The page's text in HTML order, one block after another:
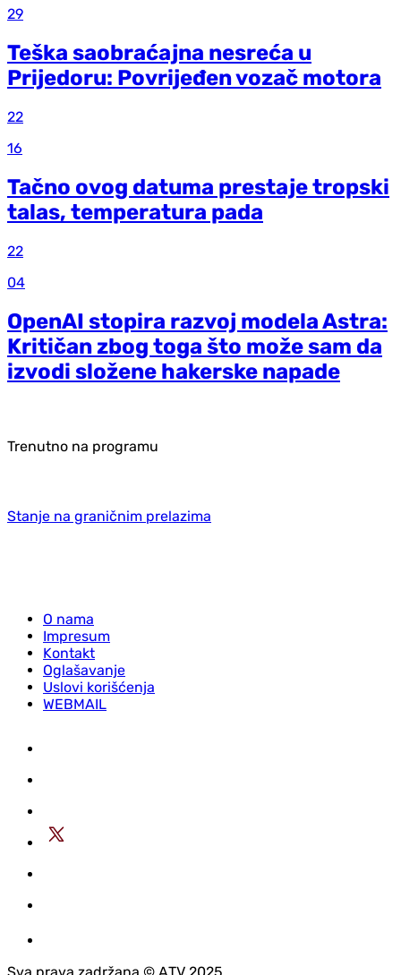
29
Teška saobraćajna nesreća u
Prijedoru: Povrijeđen vozač motora
22
16
Tačno ovog datuma prestaje tropski
talas, temperatura pada
22
04
OpenAI stopira razvoj modela Astra:
Kritičan zbog toga što može sam da
izvodi složene hakerske napade
Trenutno na programu
Stanje na graničnim prelazima
O nama
Impresum
Kontakt
Oglašavanje
Uslovi korišćenja
WEBMAIL